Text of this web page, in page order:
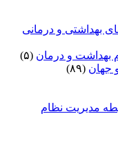
بهداشتی و درمانی
بهداشت و درمان (۵)
جهان (۸۹)
مدیریت نظام